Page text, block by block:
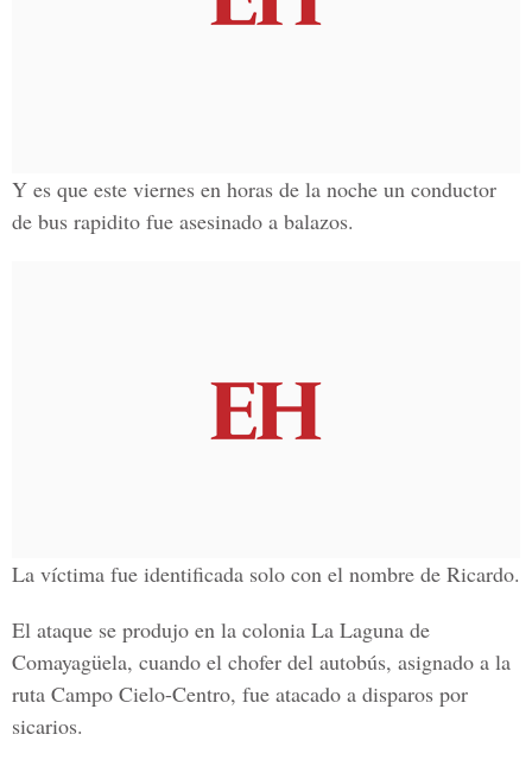
Y es que este viernes en horas de la noche un conductor
de bus rapidito fue asesinado a balazos.
La víctima fue identificada solo con el nombre de Ricardo.
El ataque se produjo en la colonia La Laguna de
Comayagüela, cuando el chofer del autobús, asignado a la
ruta Campo Cielo-Centro, fue atacado a disparos por
sicarios.